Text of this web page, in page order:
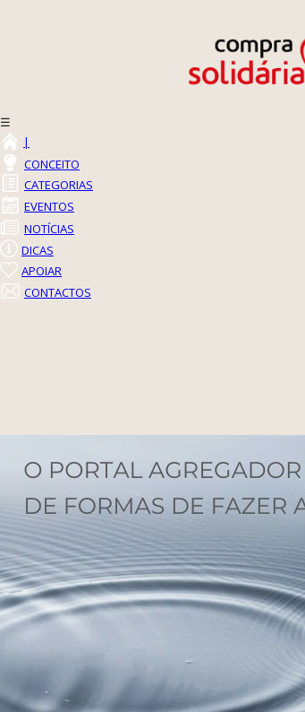
☰
|
CONCEITO
CATEGORIAS
EVENTOS
NOTÍCIAS
DICAS
APOIAR
CONTACTOS